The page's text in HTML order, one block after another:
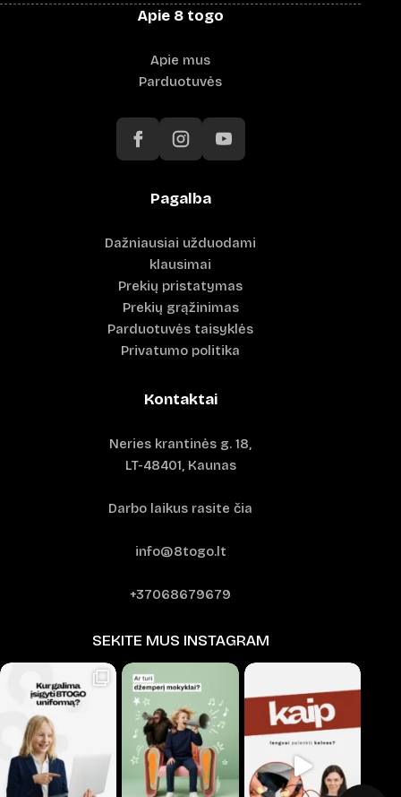
Apie 8 togo
Apie mus
Parduotuvės
Pagalba
Dažniausiai užduodami
klausimai
Prekių pristatymas
Prekių grąžinimas
Parduotuvės taisyklės
Privatumo politika
Kontaktai
Neries krantinės g. 18,
LT-48401, Kaunas
Darbo laikus rasite čia
info@8togo.lt
+37068679679
SEKITE MUS INSTAGRAM